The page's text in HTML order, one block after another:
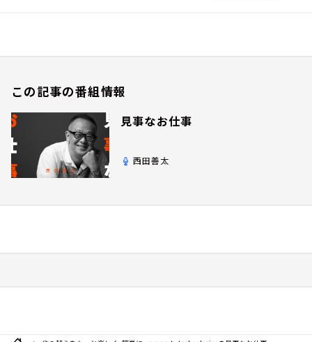
この記事の番組情報
見事なお仕事
西田善太